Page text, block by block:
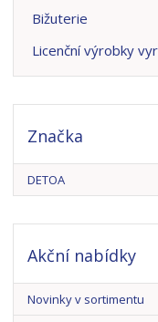
Bižuterie
Licenční výrobky
Značka
DETOA
Akční nabídky
Novinky v sortimentu